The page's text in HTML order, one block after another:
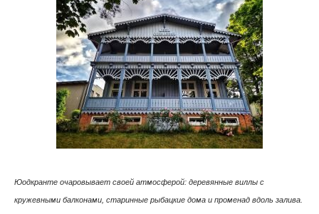
Юодкранте очаровывает своей атмосферой: деревянные виллы с
кружевными балконами, старинные рыбацкие дома и променад вдоль залива.